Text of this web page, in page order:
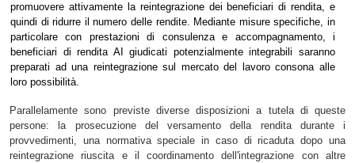
promuovere attivamente la reintegrazione dei beneficiari di rendita, e
quindi di ridurre il numero delle rendite. Mediante misure specifiche, in
particolare con prestazioni di consulenza e accompagnamento, i
beneficiari di rendita AI giudicati potenzialmente integrabili saranno
preparati ad una reintegrazione sul mercato del lavoro consona alle
loro possibilità.
Parallelamente sono previste diverse disposizioni a tutela di queste
persone: la prosecuzione del versamento della rendita durante i
provvedimenti, una normativa speciale in caso di ricaduta dopo una
reintegrazione riuscita e il coordinamento dell'integrazione con altre